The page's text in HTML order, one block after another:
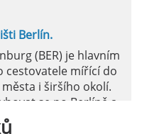
Berlín.
(BER) je hlavním
cestovatele mířící do
i širšího okolí.
se po Berlíně a
omezení, pronájem